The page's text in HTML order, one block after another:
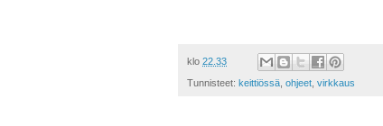
klo 22.33
Tunnisteet: keittiössä, ohjeet, virkkaus